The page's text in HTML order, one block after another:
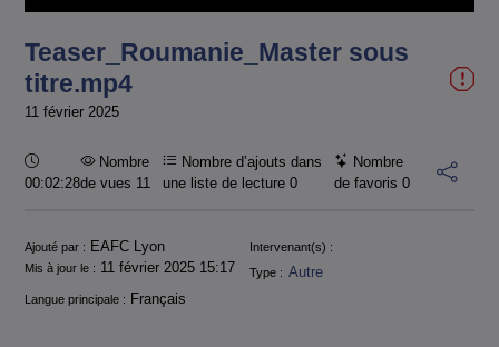
vidéo
Teaser_Roumanie_Master sous
titre.mp4
11 février 2025
Durée :
00:02:28
Nombre
de vues 11
Nombre d’ajouts dans
une liste de lecture0
Nombre
de favoris 0
Informations
Ajouté par : EAFC Lyon
Intervenant(s) :
Mis à jour le : 11 février 2025 15:17 Type : Autre
Langue principale : Français